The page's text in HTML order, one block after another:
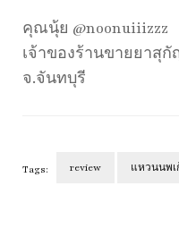
คุณนุ้ย @noonuiiizzz
เจ้าของร้านขายยาสุ
จ.จันทบุรี
Tags: review แหวนนพเ